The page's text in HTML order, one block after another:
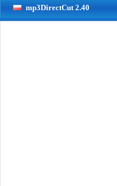
mp3DirectCut 2.40